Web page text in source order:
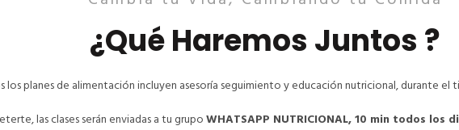
¿Qué Haremos Juntos ?
los planes de alimentación incluyen asesoría seguimiento y educación nutricional, durante el
las clases serán enviadas a tu grupoWHATSAPP NUTRICIONAL, 10 min todos